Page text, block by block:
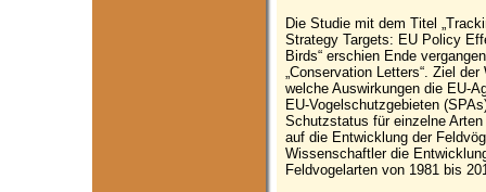
Die Studie mit dem Titel
Strategy Targets: EU Policy
Birds“ erschien Ende
„Conservation Letters“. Ziel
welche Auswirkungen die EU-
EU-Vogelschutzgebieten
Schutzstatus für einzelne
auf die Entwicklung der
Wissenschaftler die
Feldvogelarten von 1981 bis